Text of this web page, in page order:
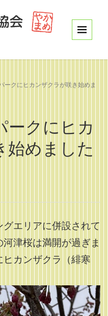
ークにヒカンザクラが咲き始めま
ークにヒカ
始めました
エリアに併設されて
津桜は満開が過ぎま
ヒカンザクラ（緋寒